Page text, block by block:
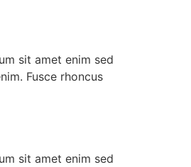
sit amet enim sed
Fusce rhoncus
sit amet enim sed